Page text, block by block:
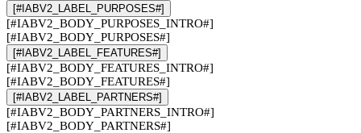
[#IABV2_LABEL_PURPOSES#]
[#IABV2_BODY_PURPOSES_INTRO#]
[#IABV2_BODY_PURPOSES#]
[#IABV2_LABEL_FEATURES#]
[#IABV2_BODY_FEATURES_INTRO#]
[#IABV2_BODY_FEATURES#]
[#IABV2_LABEL_PARTNERS#]
[#IABV2_BODY_PARTNERS_INTRO#]
[#IABV2_BODY_PARTNERS#]